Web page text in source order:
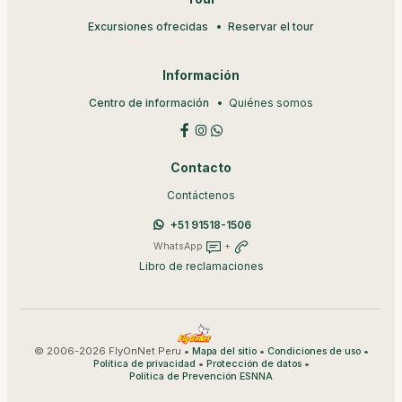
Excursiones ofrecidas Reservar el tour
Información
Centro de información Quiénes somos
Contacto
Contáctenos
+51 91518-1506
WhatsApp +
Libro de reclamaciones
© 2006-2026 FlyOnNet Peru • Mapa del sitio• Condiciones de uso•
Política de privacidad • Protección de datos•
Política de Prevención ESNNA